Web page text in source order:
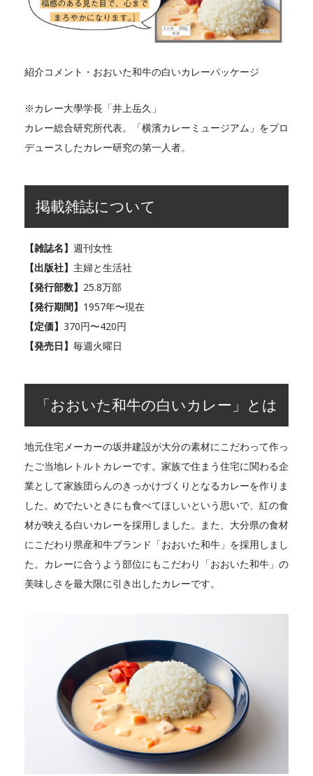
紹介コメント・おおいた和牛の白いカレーパッケージ
※カレー大學学長「井上岳久」
カレー総合研究所代表。「横濱カレーミュージアム」をプロ
デュースしたカレー研究の第一人者。
掲載雑誌について
【雑誌名】 週刊女性
【出版社】 主婦と生活社
【発行部数】 25.8万部
【発行期間】 1957年〜現在
【定価】 370円〜420円
【発売日】 毎週火曜日
「おおいた和牛の白いカレー」とは
地元住宅メーカーの坂井建設が大分の素材にこだわって作っ
たご当地レトルトカレーです。家族で住まう住宅に関わる企
業として家族団らんのきっかけづくりとなるカレーを作りま
した。めでたいときにも食べてほしいという思いで、紅の食
材が映える白いカレーを採用しました。また、大分県の食材
にこだわり県産和牛ブランド「おおいた和牛」を採用しまし
た。カレーに合うよう部位にもこだわり「おおいた和牛」の
美味しさを最大限に引き出したカレーです。